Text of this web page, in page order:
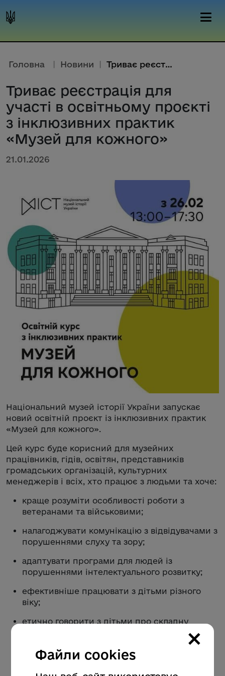
Головна | Новини | Триває реєстрація для участі в...
Триває реєстрація для
участі в освітньому проєкті
з інклюзивних практик
«Музей для кожного»
21.01.2026
Національний музей історії України запускає
новий освітній проєкт із інклюзивних практик
«Музей для кожного».
Цей курс буде корисний для музейних
працівників, гідів, освітян, представників
громадських організацій, культурних
менеджерів і всіх, хто працює з людьми та хоче:
краще розуміти особливості роботи з
ветеранами та військовими;
налагоджувати комунікацію з відвідувачами з
порушеннями слуху та зору;
адаптувати програми для людей із
порушеннями інтелектуального розвитку;
ефективніше працювати з дітьми різного
віку;
етично говорити з дітьми про складну
опанувати етичне спілкування з людьми з
особливими мовленнєвими потребами;
×
Файли cookies